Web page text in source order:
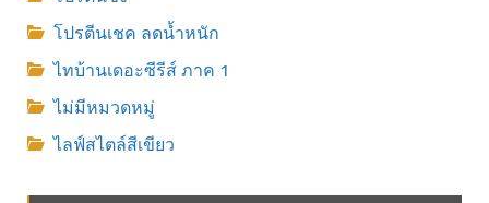
โปรตีนเชค ลดน้ำหนัก
ไทบ้านเดอะซีรีส์ ภาค 1
ไม่มีหมวดหมู่
ไลฟ์สไตล์สีเขียว